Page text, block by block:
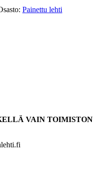
Painettu lehti
VAIN TOIMISTON